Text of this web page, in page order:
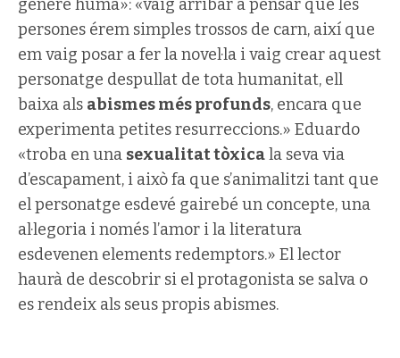
gènere humà»: «vaig arribar a pensar que les
persones érem simples trossos de carn, així que
em vaig posar a fer la novel·la i vaig crear aquest
personatge despullat de tota humanitat, ell
baixa als abismes més profunds, encara que
experimenta petites resurreccions.» Eduardo
«troba en una sexualitat tòxicala seva via
d’escapament, i això fa que s’animalitzi tant que
el personatge esdevé gairebé un concepte, una
al·legoria i només l’amor i la literatura
esdevenen elements redemptors.» El lector
haurà de descobrir si el protagonista se salva o
es rendeix als seus propis abismes.